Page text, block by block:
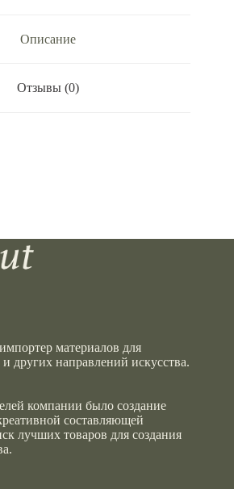
Описание
Отзывы (0)
материалов для
других направлений искусства.
компании было создание
составляющей
лучших товаров для создания